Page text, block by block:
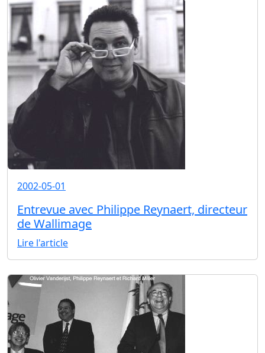
2002-05-01
Entrevue avec Philippe Reynaert, directeur
de Wallimage
Lire l'article